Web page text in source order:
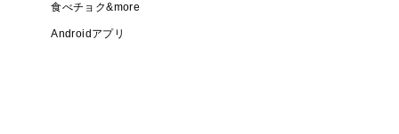
食べチョク&more
Androidアプリ